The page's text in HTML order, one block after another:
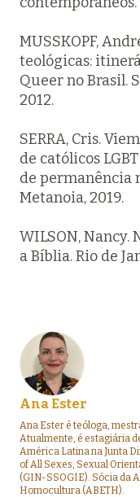
MUSSKOPF,
teológicas:
Queer no Brasil.
2012.
SERRA, Cris.
de católicos
de permanência
Metanoia, 2019.
WILSON, Nancy.
a Bíblia. Rio de
Ana Ester
Ana Ester é teóloga,
Atualmente, é estagiária
América Latina na Junta
of All Sexes, Sexual
(GIN-SSOGIE). Sócia da
Homocultura (ABETH).